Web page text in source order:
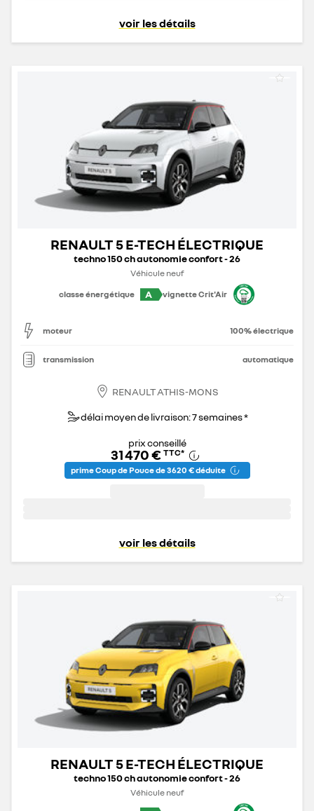
voir les détails
RENAULT 5 E-TECH ÉLECTRIQUE
techno 150 ch autonomie confort - 26
Véhicule neuf
classe énergétique
A vignette Crit'Air
moteur 100% électrique
transmission automatique
RENAULT ATHIS-MONS
délai moyen de livraison: 7 semaines *
prix conseillé
31 470 € TTC*
prime Coup de Pouce de 3 620 € déduite
voir les détails
RENAULT 5 E-TECH ÉLECTRIQUE
techno 150 ch autonomie confort - 26
Véhicule neuf